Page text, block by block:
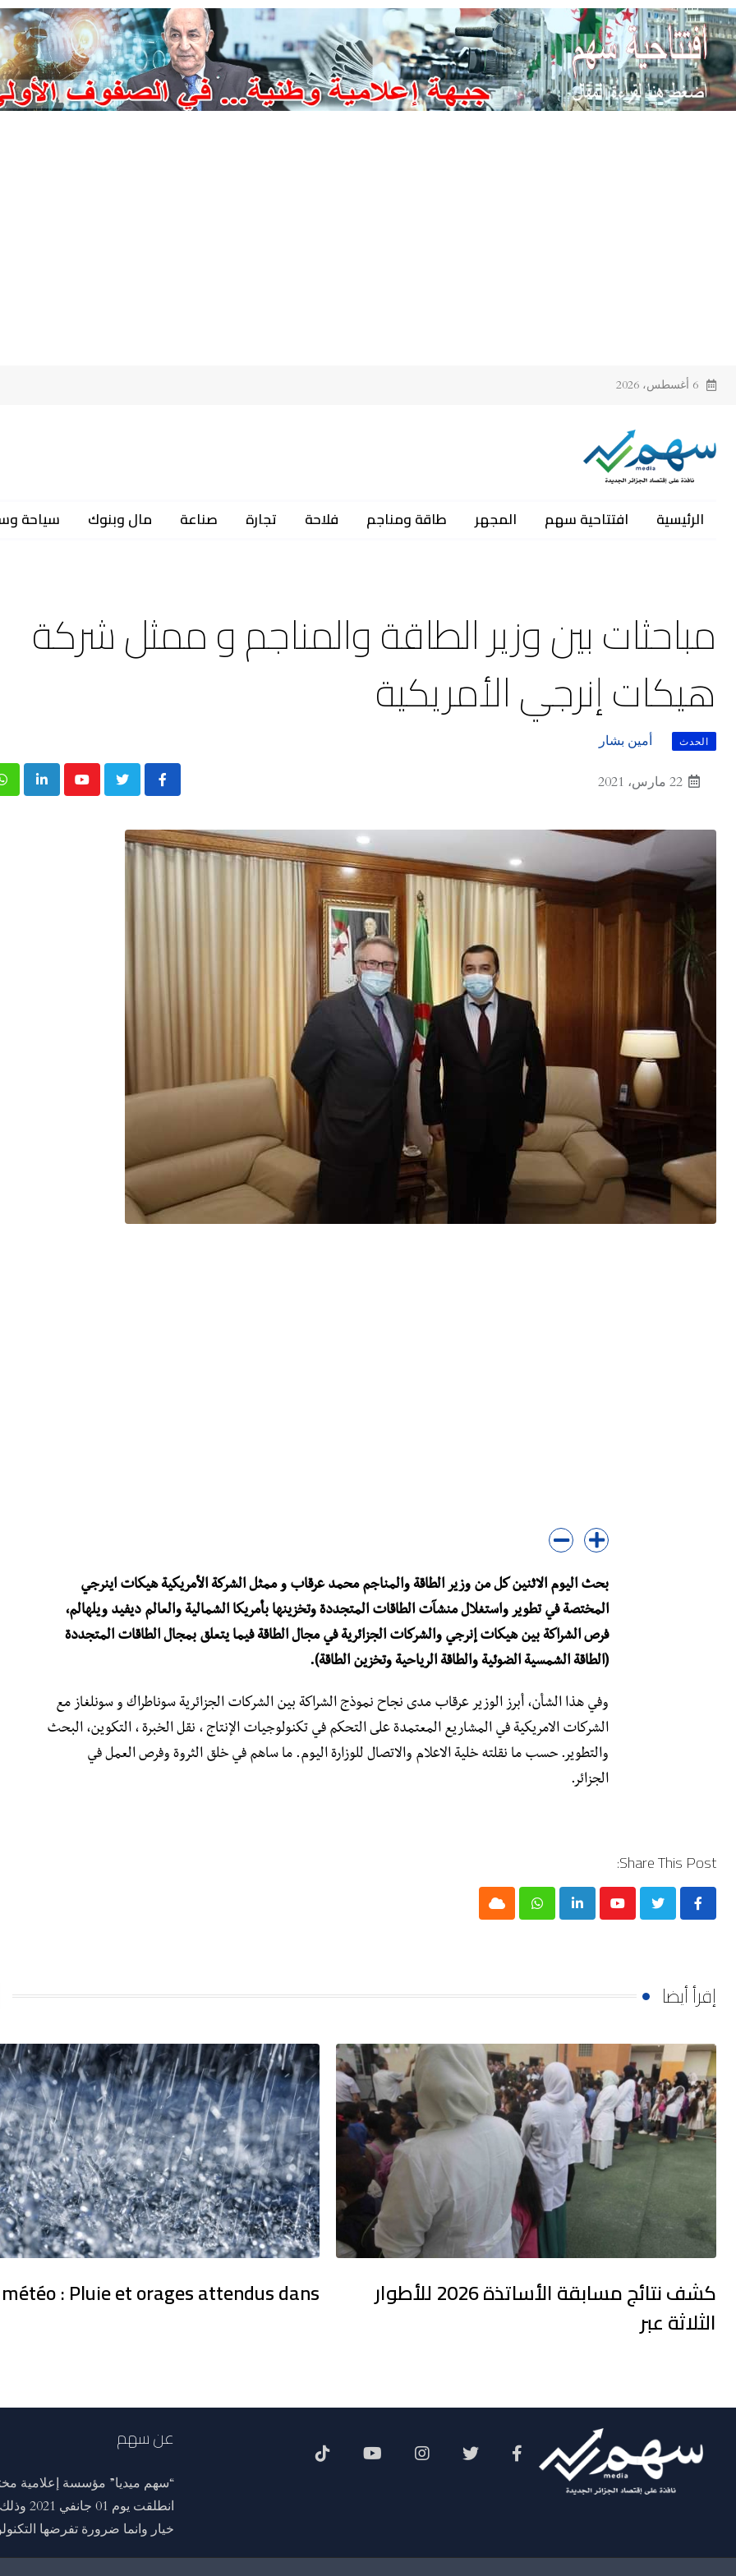
Skip
to
content
6 أغسطس، 2026
الرئيسية افتتاحية سهم المجهر طاقة ومناجم فلاحة تجارة صناعة مال وبنوك سياحة
مباحثات بين وزير الطاقة والمناجم و ممثل شركة
هيكات إنرجي الأمريكية
الحدث أمين بشار
22 مارس، 2021 Youtube
بحث اليوم الاثنين كل من وزير الطاقة والمناجم محمد عرقاب و ممثل الشركة الأمريكية هيكات اينرجي
المختصة في تطوير واستغلال منشآت الطاقات المتجددة وتخزينها بأمريكا الشمالية والعالم ديفيد ويلهالم،
فرص الشراكة بين هيكات إنرجي والشركات الجزائرية في مجال الطاقة فيما يتعلق بمجال الطاقات المتجددة
(الطاقة الشمسية الضوئية والطاقة الرياحية وتخزين الطاقة).
وفي هذا الشأن، أبرز الوزير عرقاب مدى نجاح نموذج الشراكة بين الشركات الجزائرية سوناطراك و سونلغاز مع
الشركات الامريكية في المشاريع المعتمدة على التحكم في تكنولوجيات الإنتاج ، نقل الخبرة ، التكوين، البحث
والتطوير. حسب ما نقلته خلية الاعلام والاتصال للوزارة اليوم. ما ساهم في خلق الثروة وفرص العمل في
الجزائر.
Share This Post:
Youtube
LinkedIn
Whatsapp
Cloud
إقرأ أيضا
كشف نتائج مسابقة الأساتذة 2026 للأطوار
الثلاثة عبر
: Pluie et orages attendus dans
Social Menu
عن سهم
“سهم ميديا” مؤسسة إعلامية
خيار وانما ضرورة تفرضها